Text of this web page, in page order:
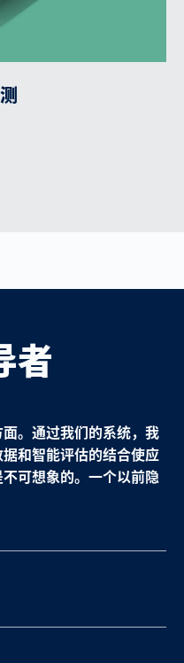
者
。通过我们的系统，我
和智能评估的结合使应
可想象的。一个以前隐